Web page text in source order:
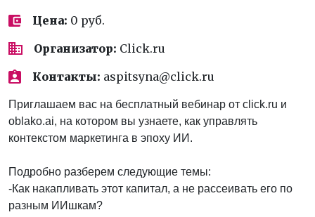
Цена: 0 руб.
Организатор: Click.ru
Контакты: aspitsyna@click.ru
Приглашаем вас на бесплатный вебинар от click.ru и
oblako.ai, на котором вы узнаете, как управлять
контекстом маркетинга в эпоху ИИ.
Подробно разберем следующие темы:
-Как накапливать этот капитал, а не рассеивать его по
разным ИИшкам?